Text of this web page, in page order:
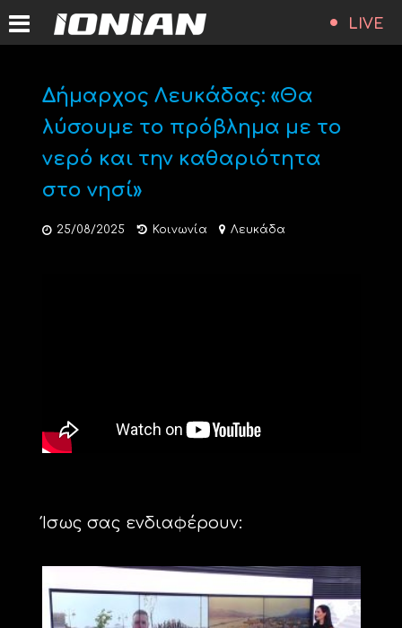
LIVE
Δήμαρχος Λευκάδας: «Θα
λύσουμε το πρόβλημα με το
νερό και την καθαριότητα
στο νησί»
25/08/2025 Κοινωνία Λευκάδα
Ίσως σας ενδιαφέρουν: